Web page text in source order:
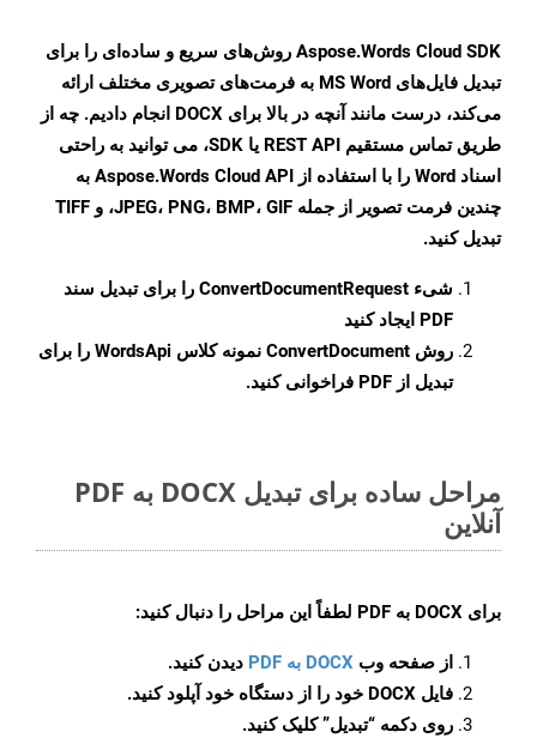
Aspose.Words Cloud SDK روش‌های سریع و ساده‌ای را برای
تبدیل فایل‌های MS Word به فرمت‌های تصویری مختلف ارائه
می‌کند، درست مانند آنچه در بالا برای DOCX انجام دادیم. چه از
طریق تماس مستقیم REST API یا SDK، می توانید به راحتی
اسناد Word را با استفاده از Aspose.Words Cloud API به
چندین فرمت تصویر از جمله JPEG، PNG، BMP، GIF، و TIFF
تبدیل کنید.
شیء ConvertDocumentRequest را برای تبدیل سند
PDF ایجاد کنید
روش ConvertDocument
نمونه کلاس WordsApi را برای
تبدیل از PDF فراخوانی کنید.
مراحل ساده برای تبدیل DOCX به PDF
آنلاین
برای DOCX به PDF لطفاً این مراحل را دنبال کنید:
از صفحه وب DOCX به PDF
دیدن کنید.
فایل DOCX خود را از دستگاه خود آپلود کنید.
روی دکمه “تبدیل”کلیک کنید.